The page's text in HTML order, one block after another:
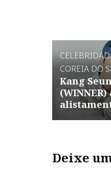
COREIA DO
Kang
Deixe